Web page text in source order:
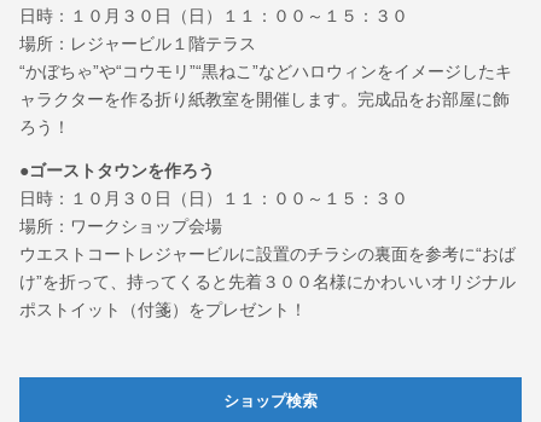
日時：１０月３０日（日）１１：００～１５：３０
場所：レジャービル１階テラス
“かぼちゃ”や“コウモリ”“黒ねこ”などハロウィンをイメージしたキ
ャラクターを作る折り紙教室を開催します。完成品をお部屋に飾
ろう！
●ゴーストタウンを作ろう
日時：１０月３０日（日）１１：００～１５：３０
場所：ワークショップ会場
ウエストコートレジャービルに設置のチラシの裏面を参考に“おば
け”を折って、持ってくると先着３００名様にかわいいオリジナル
ポストイット（付箋）をプレゼント！
ショップ検索